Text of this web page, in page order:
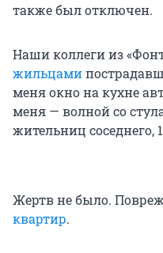
также был отключен.
Наши коллеги из
жильцами
меня окно на кухне
меня — волной со
жительниц соседнего,
Жертв не было.
квартир.